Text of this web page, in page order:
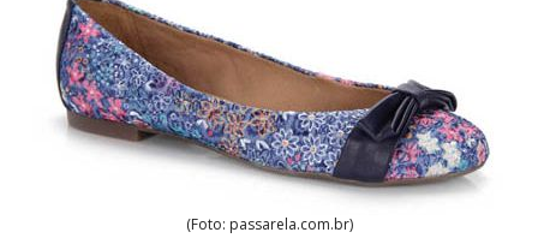
(Foto: passarela.com.br)